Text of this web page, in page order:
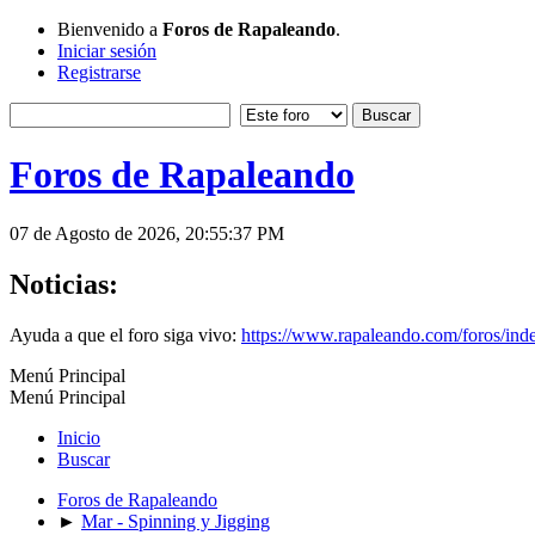
Bienvenido a Foros de Rapaleando.
Iniciar sesión
Registrarse
Foros de Rapaleando
07 de Agosto de 2026, 20:55:37 PM
Noticias:
Ayuda a que el foro siga vivo: https://www.rapaleando.com/foros/
Menú Principal
Menú Principal
Inicio
Buscar
Foros de Rapaleando
► Mar - Spinning y Jigging